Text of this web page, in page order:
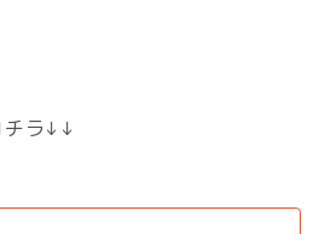
チラ↓↓